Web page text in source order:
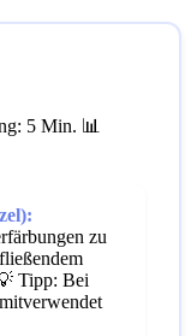
5 Min. 📊
zu
Tipp: Bei